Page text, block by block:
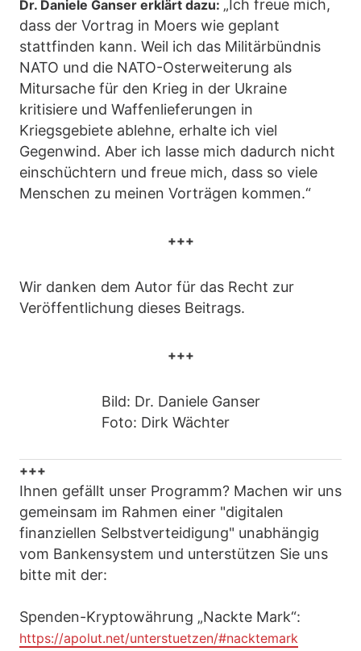
Dr. Daniele Ganser erklärt dazu: „Ich freue mich,
dass der Vortrag in Moers wie geplant
stattfinden kann. Weil ich das Militärbündnis
NATO und die NATO-Osterweiterung als
Mitursache für den Krieg in der Ukraine
kritisiere und Waffenlieferungen in
Kriegsgebiete ablehne, erhalte ich viel
Gegenwind. Aber ich lasse mich dadurch nicht
einschüchtern und freue mich, dass so viele
Menschen zu meinen Vorträgen kommen.“
+++
Wir danken dem Autor für das Recht zur
Veröffentlichung dieses Beitrags.
+++
Bild: Dr. Daniele Ganser
Foto: Dirk Wächter
+++
Ihnen gefällt unser Programm? Machen wir uns
gemeinsam im Rahmen einer "digitalen
finanziellen Selbstverteidigung" unabhängig
vom Bankensystem und unterstützen Sie uns
bitte mit der:
Spenden-Kryptowährung „Nackte Mark“:
https://apolut.net/unterstuetzen/#nacktemark